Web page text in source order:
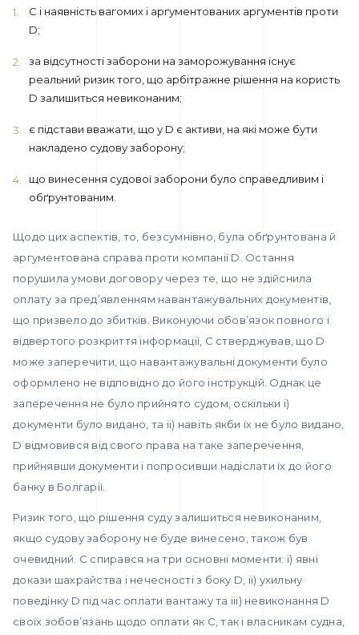
C і наявність вагомих і аргументованих аргументів проти
D;
за відсутності заборони на заморожування існує
реальний ризик того, що арбітражне рішення на користь
D залишиться невиконаним;
є підстави вважати, що у D є активи, на які може бути
накладено судову заборону;
що винесення судової заборони було справедливим і
обґрунтованим.
Щодо цих аспектів, то, безсумнівно, була обґрунтована й
аргументована справа проти компанії D. Остання
порушила умови договору через те, що не здійснила
оплату за пред’явленням навантажувальних документів,
що призвело до збитків. Виконуючи обов’язок повного і
відвертого розкриття інформації, С стверджував, що D
може заперечити, що навантажувальні документи було
оформлено не відповідно до його інструкцій. Однак це
заперечення не було прийнято судом, оскільки i)
документи було видано, та ii) навіть якби їх не було видано,
D відмовився від свого права на таке заперечення,
прийнявши документи і попросивши надіслати їх до його
банку в Болгарії.
Ризик того, що рішення суду залишиться невиконаним,
якщо судову заборону не буде винесено, також був
очевидний. С спирався на три основні моменти: i) явні
докази шахрайства і нечесності з боку D, ii) ухильну
поведінку D під час оплати вантажу та iii) невиконання D
своїх зобов’язань щодо оплати як С, так і власникам судна,